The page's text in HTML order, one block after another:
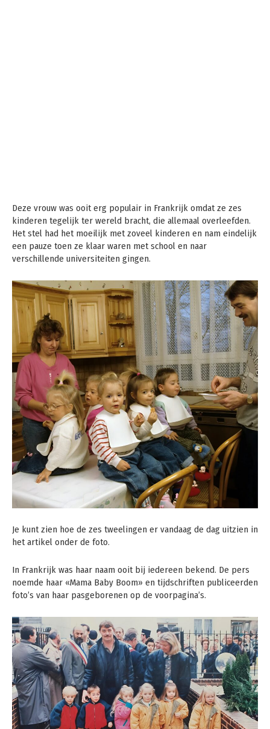
Deze vrouw was ooit erg populair in Frankrijk omdat ze zes
kinderen tegelijk ter wereld bracht, die allemaal overleefden.
Het stel had het moeilijk met zoveel kinderen en nam eindelijk
een pauze toen ze klaar waren met school en naar
verschillende universiteiten gingen.
Je kunt zien hoe de zes tweelingen er vandaag de dag uitzien in
het artikel onder de foto.
In Frankrijk was haar naam ooit bij iedereen bekend. De pers
noemde haar «Mama Baby Boom» en tijdschriften publiceerden
foto’s van haar pasgeborenen op de voorpagina’s.